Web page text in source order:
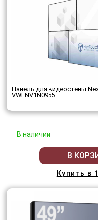
Панель для видеостены
VWLNV1N0955
В наличии
В
Купить в